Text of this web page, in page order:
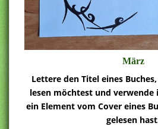
März
Lettere den Titel eines
lesen möchtest und
ein Element vom Cover eines
gelesen